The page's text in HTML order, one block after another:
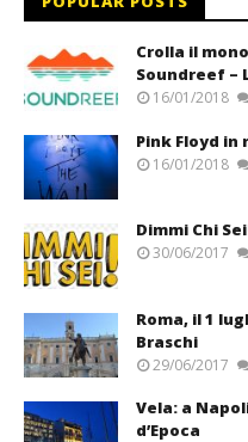
Crolla il
Soundreef –
16/01/2018
Pink Floyd in
16/01/2018
Dimmi Chi
30/06/2017
Roma, il 1
Braschi
29/06/2017
Vela: a
d’Epoca